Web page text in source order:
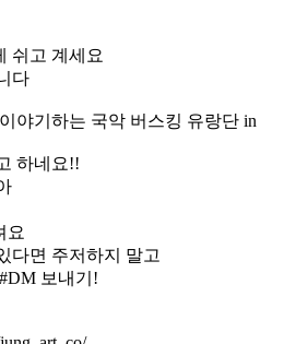
쉬고 계세요
다
야기하는 국악 버스킹 유랑단 in
하네요!!
요
다면 주저하지 말고
보내기!